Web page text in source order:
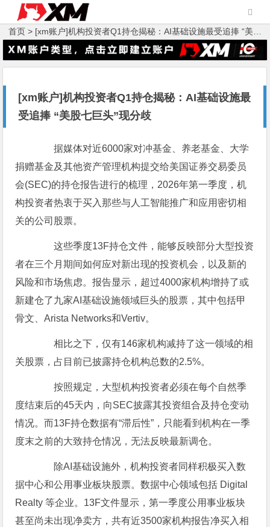
首页 > [xm账户]机构投资者Q1持仓揭秘：AI基础设施最受追捧 “美股七巨头”现分歧
[xm账户]机构投资者Q1持仓揭秘：AI基础设施最
受追捧 “美股七巨头”现分歧
据媒体对近6000家对冲基金、养老基金、大学
捐赠基金及其他资产管理机构提交给美国证券交易委员
会(SEC)的持仓报告进行的梳理，2026年第一季度，机
构投资者热衷于买入那些与人工智能推广和应用密切相
关的公司股票。
这些季度13F持仓文件，能够反映部分大型投资
者在三个月期间如何应对新出现的投资机会，以及新的
风险和市场焦虑。报告显示，超过4000家机构增持了或
新建仓了九家AI基础设施领域巨头的股票，其中包括甲
骨文、Arista Networks和Vertiv。
相比之下，仅有146家机构减持了这一领域的相
关股票，占目前已披露持仓机构总数的2.5%。
按照规定，大型机构投资者必须在每个自然季
度结束后的45天内，向SEC披露其投资组合及持仓变动
情况。而13F持仓数据有“滞后性”，只能看到机构在一季
度末之前的大致持仓情况，无法反映最新调仓。
除AI基础设施外，机构投资者同样积极买入数
据中心和公用事业板块股票。数据中心领域包括 Digital
Realty 等企业。13F文件显示，第一季度公用事业板块
甚至尚未出现净卖方，共有近3500家机构报告净买入相